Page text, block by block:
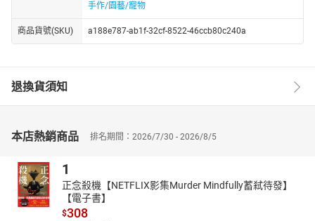
隊執筆，破解一般人對減醣存在的疑問，以及在執行減醣的錯誤迷
思，告訴大眾如何正確減醣不傷身，同時點名各類減醣好食材，依
照不同需求和目的，精準設計出84餐、200道減醣瘦身食譜，達成
書中營養師以每日1800大卡來計算，依減醣輕重程度，定義出3種
‧ 想維持健康：每日攝取醣量150克=醣量佔每日總熱量之33%。
‧ 想減肥瘦身：每日攝取醣量100克=醣量佔每日總熱量之22%。
根據這三個不同程度，設計出3日、5日、7日、素食等各種不同需求
組合的減醣瘦肚餐，食材好買，食譜簡單易操作，跟著營養師這樣
吃，不論是剛開始減醣，想維持健康，還是要減肥瘦身，都可以輕
鬆達標。
手作/園藝/寵物
商品貨號(SKU) a188e787-ab1f-32cf-8522-46ccb80c240a
退換貨須知
本店熱銷商品 排名期間：2026/7/30 - 2026/8/5
1
正念殺機【NETFLIX影集Murder Mindfully蓄弒待發】
【電子書】
$308